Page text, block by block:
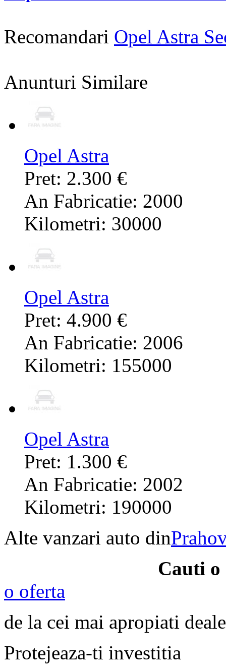
Recomandari Opel Astra
Anunturi Similare
Opel Astra
Pret: 2.300 €
An Fabricatie: 2000
Kilometri: 30000
Opel Astra
Pret: 4.900 €
An Fabricatie: 2006
Kilometri: 155000
Opel Astra
Pret: 1.300 €
An Fabricatie: 2002
Kilometri: 190000
Alte vanzari auto din
Cauti o
o oferta
de la cei mai apropiati
Protejeaza-ti investitia